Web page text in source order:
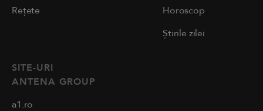
Rețete
Horoscop
Știrile zilei
SITE-URI
ANTENA GROUP
a1.ro